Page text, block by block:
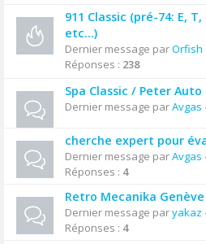
911 Classic (pré-74: E, T,
etc...)
Dernier message parOrfish
Réponses : 238
Spa Classic / Peter Auto
Dernier message parAvgas
cherche expert pour
Dernier message parAvgas
Réponses : 4
Retro Mecanika
Dernier message paryakaz
Réponses : 4